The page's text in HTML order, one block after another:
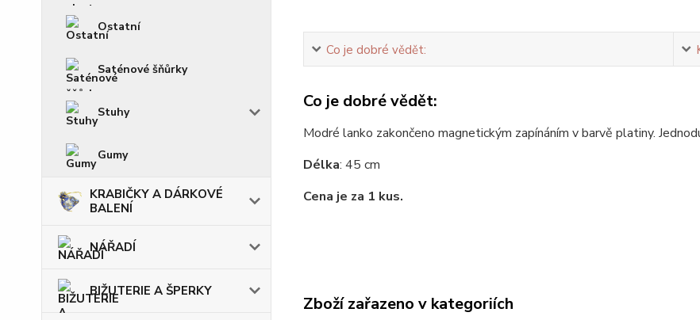
Ostatní
Saténové šňůrky
Stuhy
Gumy
KRABIČKY A DÁRKOVÉ
BALENÍ
NÁŘADÍ
BIŽUTERIE A ŠPERKY
Co je dobré vědět:
Co je dobré vědět:
Modré lanko zakončeno magnetickým zapínáním v barvě platiny.
Délka: 45 cm
Cena je za 1 kus.
Zboží zařazeno v kategoriích